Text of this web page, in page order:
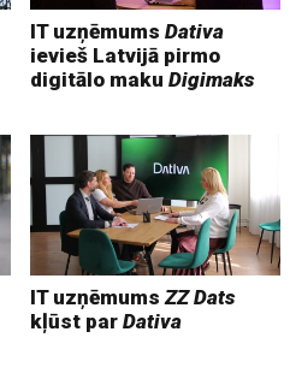
IT uzņēmumsDativa
ievieš Latvijā pirmo
digitālo makuDigimaks
IT uzņēmumsZZ Dats
kļūst parDativa